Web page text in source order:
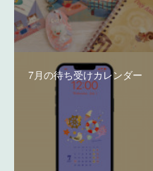
7月の待ち受けカレンダー